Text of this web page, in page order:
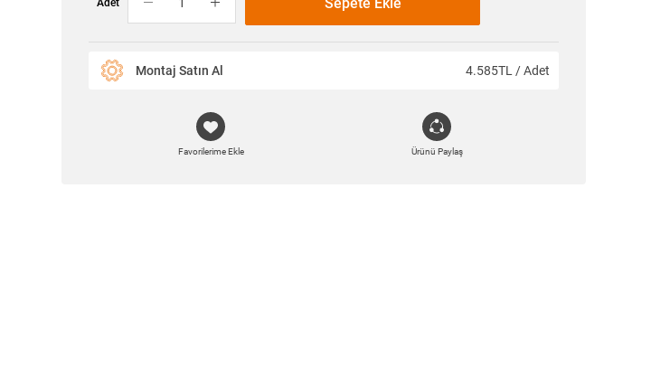
Adet
Montaj Satın Al 4.585TL / Adet
Favorilerime Ekle Ürünü Paylaş